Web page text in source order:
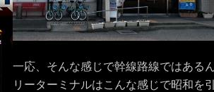
一応、そんな感じで幹線路線ではある
リーターミナルはこんな感じで昭和を